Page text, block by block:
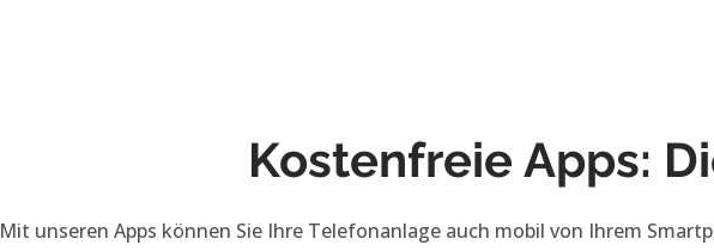
Kostenfreie Apps:
Mit unseren Apps können Sie Ihre Telefonanlage auch mobil von Ihrem